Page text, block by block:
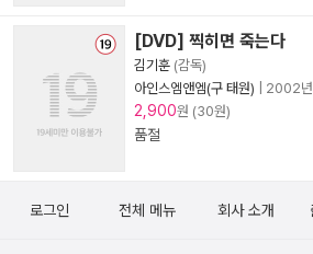
[DVD] 찍히면 죽는다
김기훈 (감독)
아인스엠앤엠(구 태원)
2002
2,900원 (30원)
품절
로그인 전체 메뉴 회사 소개